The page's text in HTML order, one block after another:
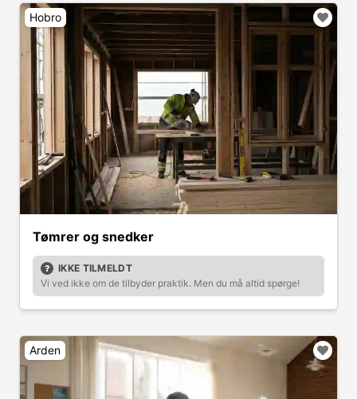
Hobro
Tømrer og snedker
IKKE TILMELDT
Vi ved ikke om de tilbyder praktik. Men du må altid spørge!
Arden